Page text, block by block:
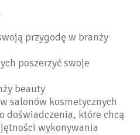
przygodę w branży
poszerzyć swoje
beauty
salonów kosmetycznych
doświadczenia, które chcą
wykonywania